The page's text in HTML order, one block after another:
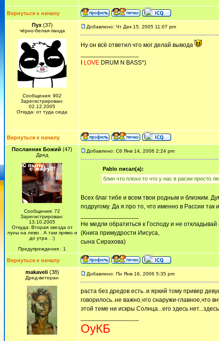
Вернуться к началу
Пух(37)
чёрно-белая панда
Сообщения: 902
Зарегистрирован:
02.12.2005
Откуда: от туда сюда
Добавлено: Чт Дек 15, 2005 11:07 pm
Ну он всё ответил что мог делай вывода
LOVE DRUM N BASS*)
Вернуться к началу
Посланник Божий (47)
Дред
Сообщения: 72
Зарегистрирован:
13.10.2005
Откуда: Вторая звезда от
луны на лево . А там прямо и
до утра . :)
Предупреждения : 1
Добавлено: Сб Янв 14, 2006 2:24 pm
Pablo писал(а):
блин что плохо то что у нас в расии просто
Всех благ тибе и всем твои родным и близким.
подругому. Да я про то, что именно в Рассии так
Не медли обратиться к Господу и не
(Книга примудрости Иисуса,
сына Сирахова)
Вернуться к началу
makaveli(38)
Дред-ветеран
Добавлено: Пн Янв 16, 2006 5:35 pm
раста без дредов есть..и яркий тому привер
говорилось..не важно,что снаружи-главное,что
этой теме ни искры Солнца...его здесь
ОуКБ